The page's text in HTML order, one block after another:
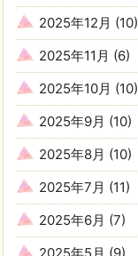
2025年12月 (10)
2025年11月 (6)
2025年10月 (10)
2025年9月 (10)
2025年8月 (10)
2025年7月 (11)
2025年6月 (7)